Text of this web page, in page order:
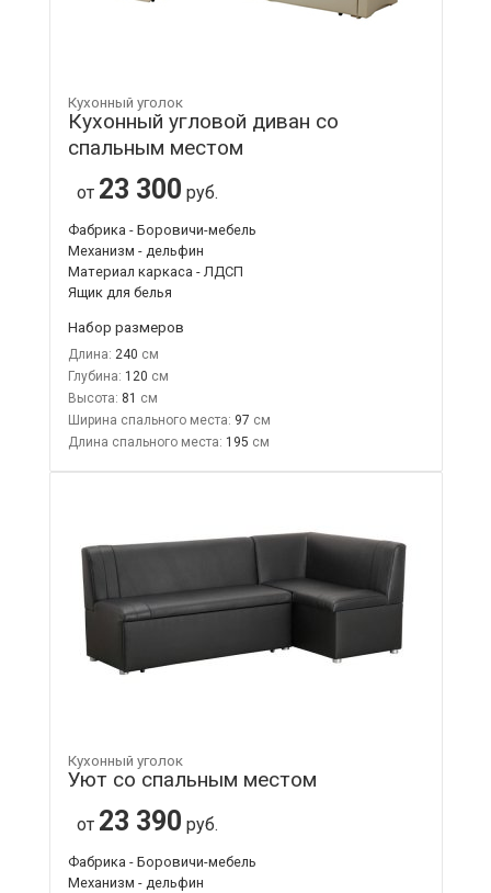
Кухонный уголок
Кухонный угловой диван со
спальным местом
от 23 300 руб.
Фабрика - Боровичи-мебель
Механизм - дельфин
Материал каркаса - ЛДСП
Ящик для белья
Набор размеров
Длина: 240
Глубина: 120
Высота: 81
Ширина спального места: 97
Длина спального места: 195
Кухонный уголок
Уют со спальным местом
от 23 390 руб.
Фабрика - Боровичи-мебель
Механизм - дельфин